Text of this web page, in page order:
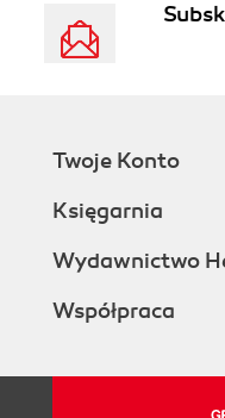
Twoje Konto
Księgarnia
Wydawnictwo
Współpraca